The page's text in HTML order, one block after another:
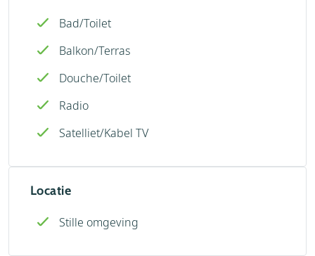
Bad/Toilet
Balkon/Terras
Douche/Toilet
Radio
Satelliet/Kabel TV
Locatie
Stille omgeving